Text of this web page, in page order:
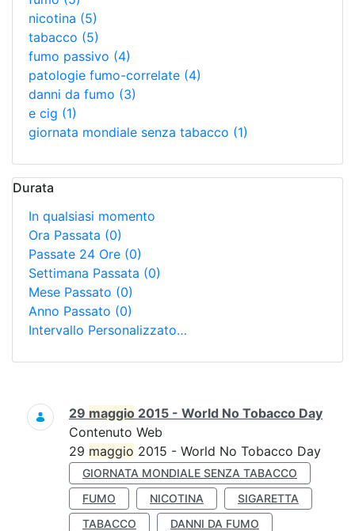
nicotina (5)
tabacco (5)
fumo passivo (4)
patologie fumo-correlate (4)
danni da fumo (3)
e cig (1)
giornata mondiale senza tabacco (1)
Durata
In qualsiasi momento
Ora Passata (0)
Passate 24 Ore (0)
Settimana Passata (0)
Mese Passato (0)
Anno Passato (0)
Intervallo Personalizzato…
Ricerca
29 maggio 2015 - World No Tobacco Day
Contenuto Web
29 maggio 2015 - World No Tobacco Day
GIORNATA MONDIALE SENZA TABACCO
FUMO
NICOTINA
SIGARETTA
TABACCO
DANNI DA FUMO